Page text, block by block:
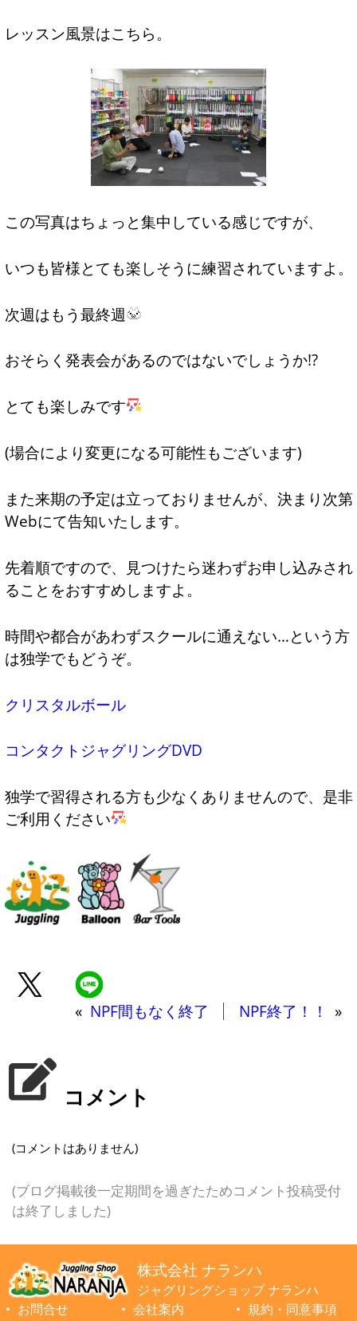
レッスン風景はこちら。
この写真はちょっと集中している感じですが、
いつも皆様とても楽しそうに練習されていますよ。
次週はもう最終週
おそらく発表会があるのではないでしょうか!?
とても楽しみです
(場合により変更になる可能性もございます)
また来期の予定は立っておりませんが、決まり次第
Webにて告知いたします。
先着順ですので、見つけたら迷わずお申し込みされ
ることをおすすめしますよ。
時間や都合があわずスクールに通えない…という方
は独学でもどうぞ。
クリスタルボール
コンタクトジャグリングDVD
独学で習得される方も少なくありませんので、是非
ご利用ください
« NPF間もなく終了 NPF終了！！ »
コメント
(コメントはありません)
(ブログ掲載後一定期間を過ぎたためコメント投稿受付
は終了しました)
株式会社 ナランハ
ジャグリングショップ ナランハ
お問合せ
会社案内 規約・同意事項